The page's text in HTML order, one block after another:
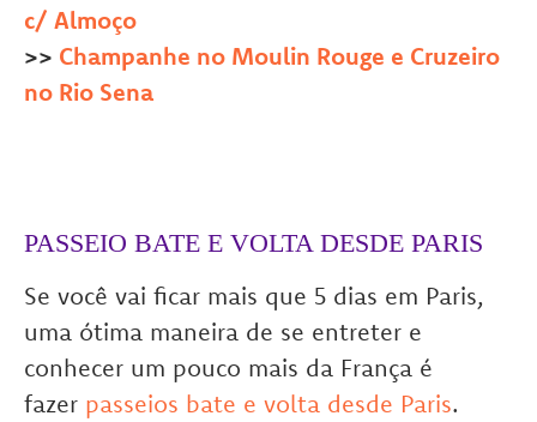
c/ Almoço
>> Champanhe no Moulin Rouge e Cruzeiro
no Rio Sena
PASSEIO BATE E VOLTA DESDE PARIS
Se você vai ficar mais que 5 dias em Paris,
uma ótima maneira de se entreter e
conhecer um pouco mais da França é
fazer passeios bate e volta desde Paris.